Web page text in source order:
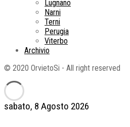
sabato, 8 Agosto 2026
Lugnano
Narni
Terni
Perugia
Viterbo
Archivio
© 2020 OrvietoSi - All right reserved